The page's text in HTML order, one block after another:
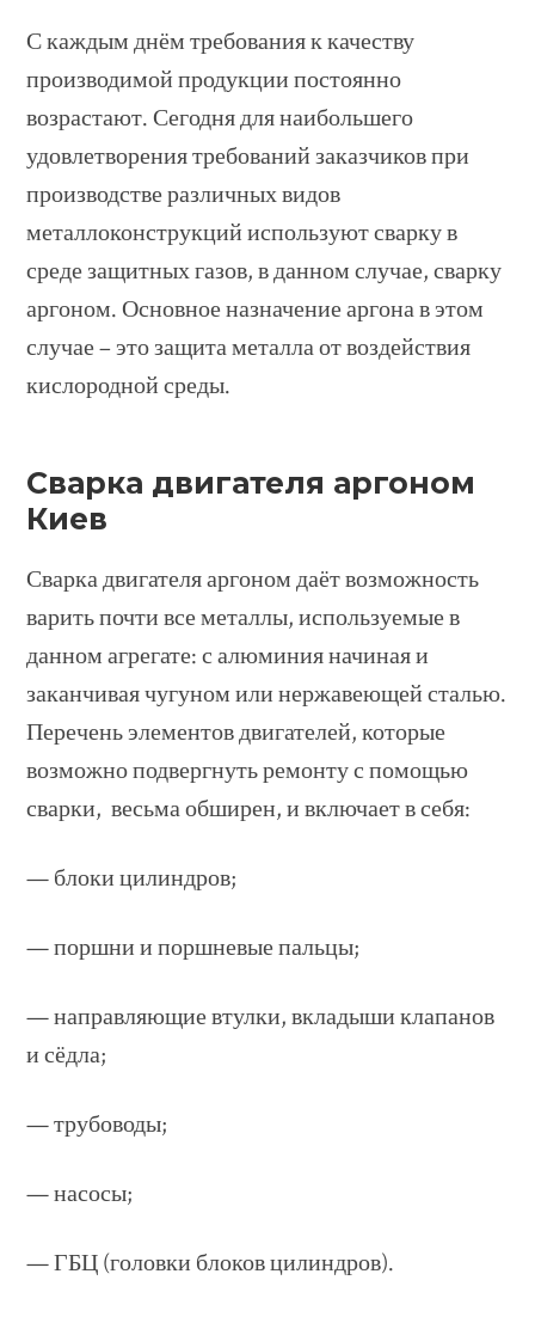
С каждым днём требования к качеству
производимой продукции постоянно
возрастают. Сегодня для наибольшего
удовлетворения требований заказчиков при
производстве различных видов
металлоконструкций используют сварку в
среде защитных газов, в данном случае, сварку
аргоном. Основное назначение аргона в этом
случае – это защита металла от воздействия
кислородной среды.
Сварка двигателя аргоном
Киев
Сварка двигателя аргоном даёт возможность
варить почти все металлы, используемые в
данном агрегате: с алюминия начиная и
заканчивая чугуном или нержавеющей сталью.
Перечень элементов двигателей, которые
возможно подвергнуть ремонту с помощью
сварки, весьма обширен, и включает в себя:
— блоки цилиндров;
— поршни и поршневые пальцы;
— направляющие втулки, вкладыши клапанов
и сёдла;
— трубоводы;
— насосы;
— ГБЦ (головки блоков цилиндров).